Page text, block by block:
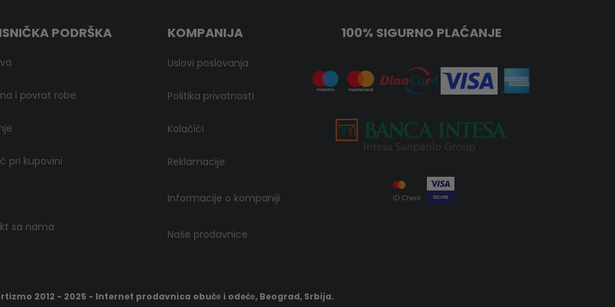
PODRŠKA
i povrat robe
pri kupovini
sa nama
KOMPANIJA
Uslovi poslovanja
Politika privatnosti
Kolačići
Reklamacije
Informacije o kompaniji
Naše prodavnice
100% SIGURNO PLAĆANJE
2012 - 2025 - Internet prodavnica obućе i odećе, Beograd, Srbija.